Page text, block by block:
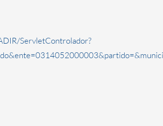
ServletControlador?